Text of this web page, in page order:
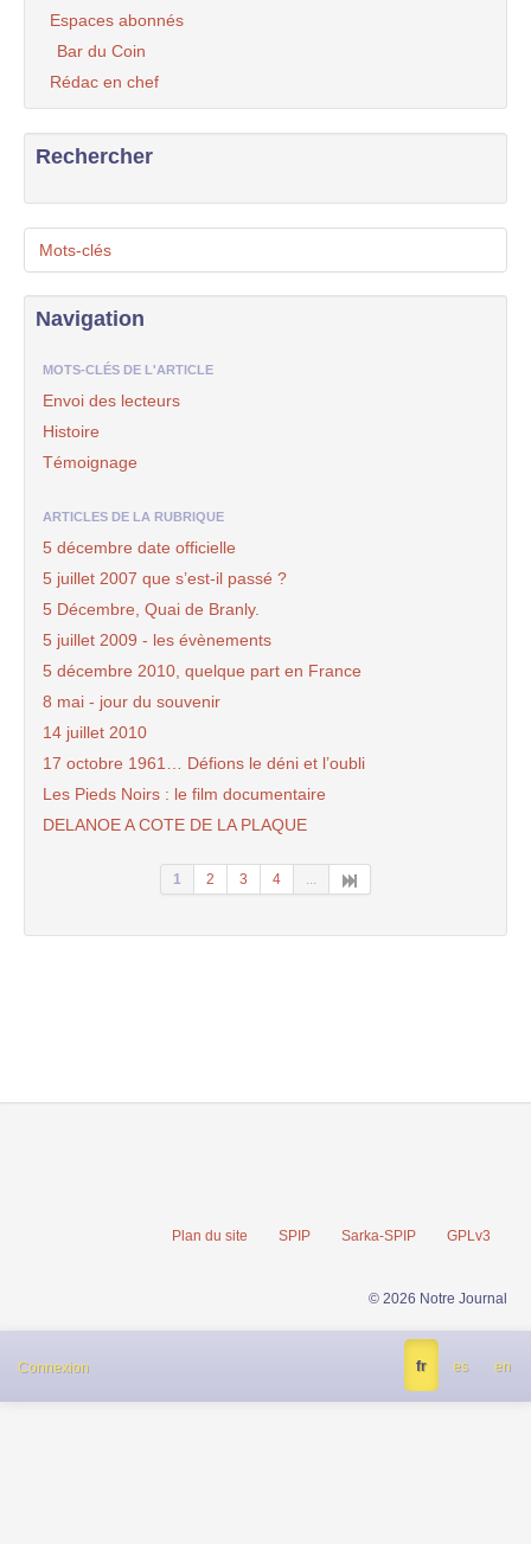
Espaces abonnés
Bar du Coin
Rédac en chef
Rechercher
Mots-clés
Navigation
MOTS-CLÉS DE L'ARTICLE
Envoi des lecteurs
Histoire
Témoignage
ARTICLES DE LA RUBRIQUE
5 décembre date officielle
5 juillet 2007 que s’est-il passé ?
5 Décembre, Quai de Branly.
5 juillet 2009 - les évènements
5 décembre 2010, quelque part en France
8 mai - jour du souvenir
14 juillet 2010
17 octobre 1961… Défions le déni et l’oubli
Les Pieds Noirs : le film documentaire
DELANOE A COTE DE LA PLAQUE
1 2 3 4 ...
Plan du site SPIP Sarka-SPIP GPLv3
© 2026 Notre Journal
Connexion fr es en